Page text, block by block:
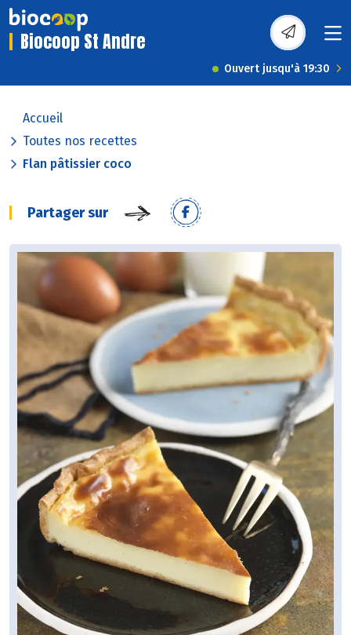
Biocoop St Andre
Ouvert jusqu'à 19:30
Accueil
Toutes nos recettes
Flan pâtissier coco
Partager sur